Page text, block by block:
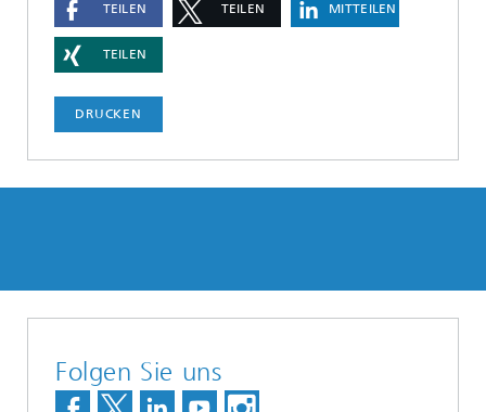
TEILEN TEILEN MITTEILEN
TEILEN
DRUCKEN
Folgen Sie uns